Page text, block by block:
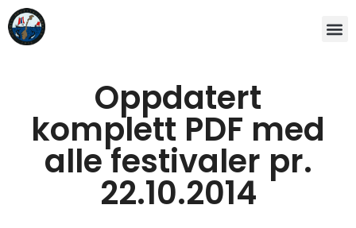
Oppdatert
komplett PDF med
alle festivaler pr.
22.10.2014